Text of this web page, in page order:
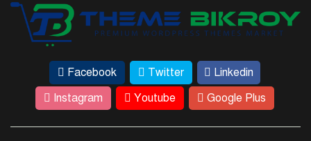
আইনমন্ত্রীর ট্রাইব্যুনাল পরিদর্শন এসে যা
বললেন
ঢাকার কাছেই রহস্যময় ‘ধাঁধার চর’
Facebook Twitter
Linkedin
Instagram
Youtube Google Plus